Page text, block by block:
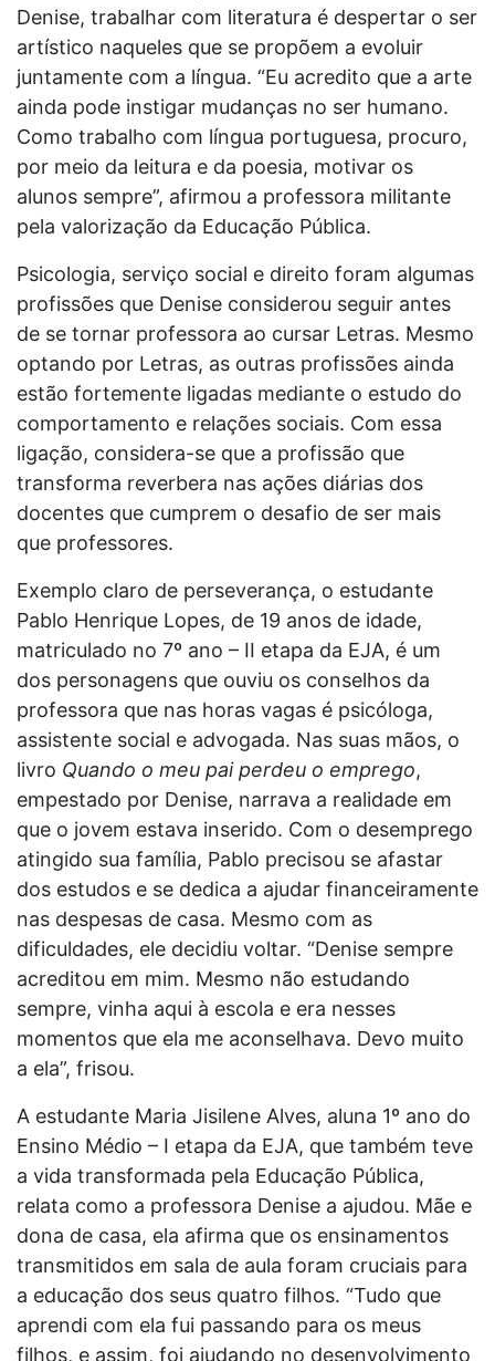
Denise, trabalhar com literatura é despertar o ser
artístico naqueles que se propõem a evoluir
juntamente com a língua. “Eu acredito que a arte
ainda pode instigar mudanças no ser humano.
Como trabalho com língua portuguesa, procuro,
por meio da leitura e da poesia, motivar os
alunos sempre”, afirmou a professora militante
pela valorização da Educação Pública.
Psicologia, serviço social e direito foram algumas
profissões que Denise considerou seguir antes
de se tornar professora ao cursar Letras. Mesmo
optando por Letras, as outras profissões ainda
estão fortemente ligadas mediante o estudo do
comportamento e relações sociais. Com essa
ligação, considera-se que a profissão que
transforma reverbera nas ações diárias dos
docentes que cumprem o desafio de ser mais
que professores.
Exemplo claro de perseverança, o estudante
Pablo Henrique Lopes, de 19 anos de idade,
matriculado no 7º ano – II etapa da EJA, é um
dos personagens que ouviu os conselhos da
professora que nas horas vagas é psicóloga,
assistente social e advogada. Nas suas mãos, o
livro Quando o meu pai perdeu o emprego,
empestado por Denise, narrava a realidade em
que o jovem estava inserido. Com o desemprego
atingido sua família, Pablo precisou se afastar
dos estudos e se dedica a ajudar financeiramente
nas despesas de casa. Mesmo com as
dificuldades, ele decidiu voltar. “Denise sempre
acreditou em mim. Mesmo não estudando
sempre, vinha aqui à escola e era nesses
momentos que ela me aconselhava. Devo muito
a ela”, frisou.
A estudante Maria Jisilene Alves, aluna 1º ano do
Ensino Médio – I etapa da EJA, que também teve
a vida transformada pela Educação Pública,
relata como a professora Denise a ajudou. Mãe e
dona de casa, ela afirma que os ensinamentos
transmitidos em sala de aula foram cruciais para
a educação dos seus quatro filhos. “Tudo que
aprendi com ela fui passando para os meus
filhos, e assim, foi ajudando no desenvolvimento